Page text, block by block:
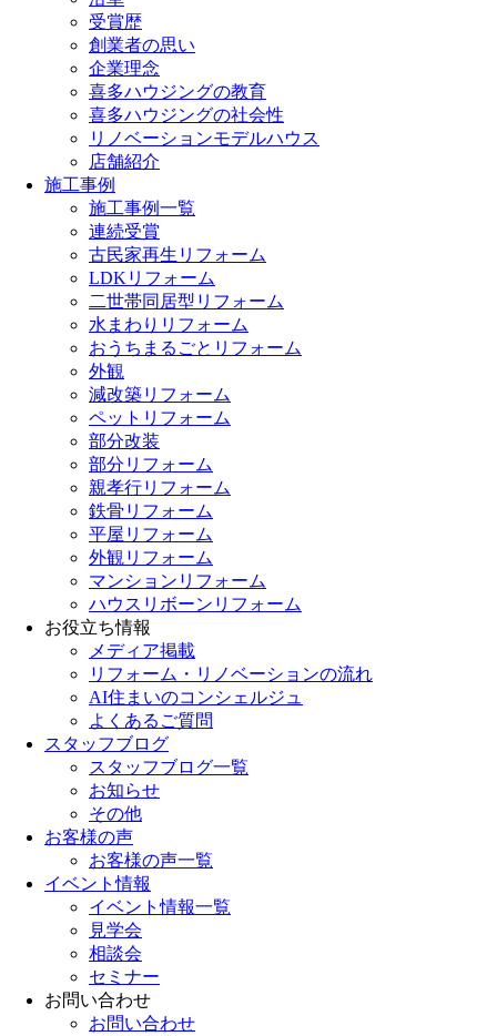
受賞歴
創業者の思い
企業理念
喜多ハウジングの教育
喜多ハウジングの社会性
リノベーションモデルハウス
店舗紹介
施工事例
施工事例一覧
連続受賞
古民家再生リフォーム
LDKリフォーム
二世帯同居型リフォーム
水まわりリフォーム
おうちまるごとリフォーム
外観
減改築リフォーム
ペットリフォーム
部分改装
部分リフォーム
親孝行リフォーム
鉄骨リフォーム
平屋リフォーム
外観リフォーム
マンションリフォーム
ハウスリボーンリフォーム
お役立ち情報
メディア掲載
リフォーム・リノベーションの流れ
AI住まいのコンシェルジュ
よくあるご質問
スタッフブログ
スタッフブログ一覧
お知らせ
その他
お客様の声
お客様の声一覧
イベント情報
イベント情報一覧
見学会
相談会
セミナー
お問い合わせ
お問い合わせ